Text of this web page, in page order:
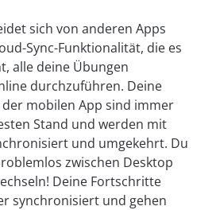
sich von anderen Apps
Sync-Funktionalität, die es
alle deine Übungen
durchzuführen. Deine
mobilen App sind immer
Stand und werden mit
und umgekehrt. Du
zwischen Desktop
Deine Fortschritte
synchronisiert und gehen